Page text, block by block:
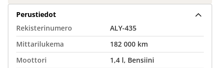
Perustiedot
Rekisterinumero
ALY-435
Mittarilukema
182 000 km
Moottori
1,4 l, Bensiini